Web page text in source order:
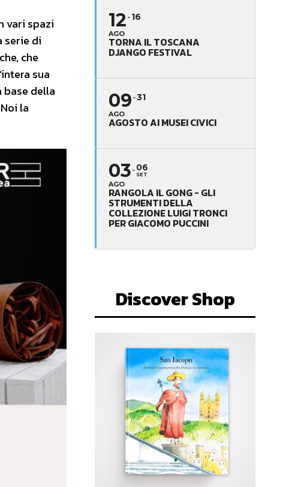
vari spazi
serie di
che
sua
base della
la
12
AGO
16
TORNA IL TOSCANA
DJANGO FESTIVAL
09
AGO
31
AGOSTO AI MUSEI CIVICI
03
AGO
06
SET
RANGOLA IL GONG - GLI
STRUMENTI DELLA
COLLEZIONE LUIGI TRONCI
PER GIACOMO PUCCINI
Discover Shop